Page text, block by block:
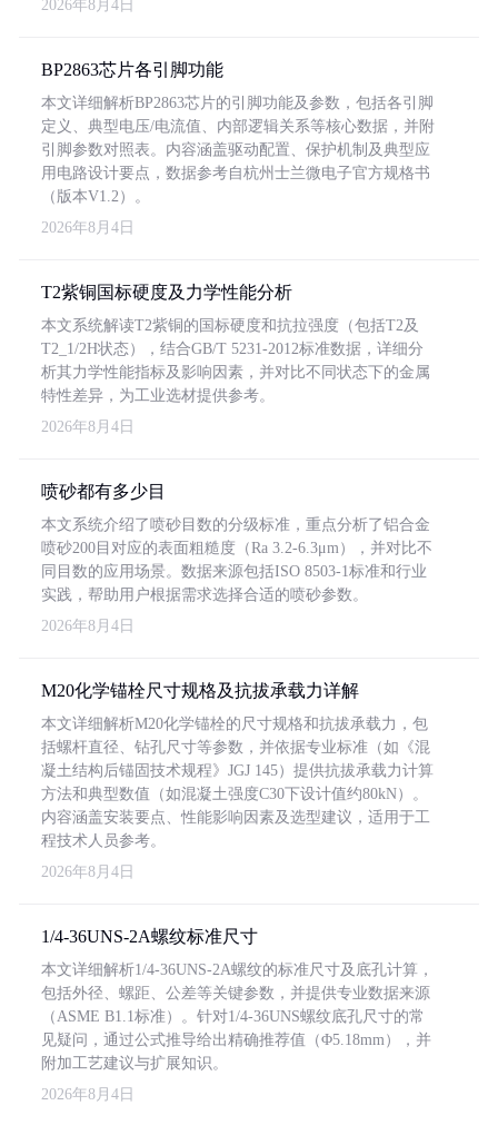
2026年8月4日
BP2863芯片各引脚功能
本文详细解析BP2863芯片的引脚功能及参数，包括各引脚
定义、典型电压/电流值、内部逻辑关系等核心数据，并附
引脚参数对照表。内容涵盖驱动配置、保护机制及典型应
用电路设计要点，数据参考自杭州士兰微电子官方规格书
（版本V1.2）。
2026年8月4日
T2紫铜国标硬度及力学性能分析
本文系统解读T2紫铜的国标硬度和抗拉强度（包括T2及
T2_1/2H状态），结合GB/T 5231-2012标准数据，详细分
析其力学性能指标及影响因素，并对比不同状态下的金属
特性差异，为工业选材提供参考。
2026年8月4日
喷砂都有多少目
本文系统介绍了喷砂目数的分级标准，重点分析了铝合金
喷砂200目对应的表面粗糙度（Ra 3.2-6.3μm），并对比不
同目数的应用场景。数据来源包括ISO 8503-1标准和行业
实践，帮助用户根据需求选择合适的喷砂参数。
2026年8月4日
M20化学锚栓尺寸规格及抗拔承载力详解
本文详细解析M20化学锚栓的尺寸规格和抗拔承载力，包
括螺杆直径、钻孔尺寸等参数，并依据专业标准（如《混
凝土结构后锚固技术规程》JGJ 145）提供抗拔承载力计算
方法和典型数值（如混凝土强度C30下设计值约80kN）。
内容涵盖安装要点、性能影响因素及选型建议，适用于工
程技术人员参考。
2026年8月4日
1/4-36UNS-2A螺纹标准尺寸
本文详细解析1/4-36UNS-2A螺纹的标准尺寸及底孔计算，
包括外径、螺距、公差等关键参数，并提供专业数据来源
（ASME B1.1标准）。针对1/4-36UNS螺纹底孔尺寸的常
见疑问，通过公式推导给出精确推荐值（Φ5.18mm），并
附加工艺建议与扩展知识。
2026年8月4日